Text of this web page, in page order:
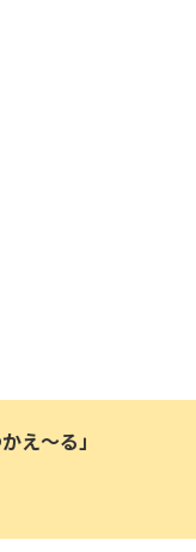
え〜る」